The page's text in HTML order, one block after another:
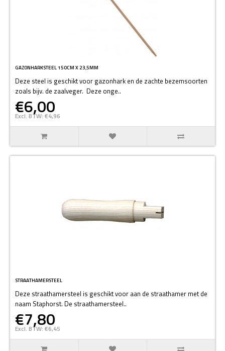
GAZONHARKSTEEL 150CM X 23,5MM
Deze steel is geschikt voor gazonhark en de zachte bezemsoorten
zoals bijv. de zaalveger. Deze onge..
€6,00
Excl. BTW: €4,96
STRAATHAMERSTEEL
Deze straathamersteel is geschikt voor aan de straathamer met de
naam Staphorst. De straathamersteel..
€7,80
Excl. BTW: €6,45